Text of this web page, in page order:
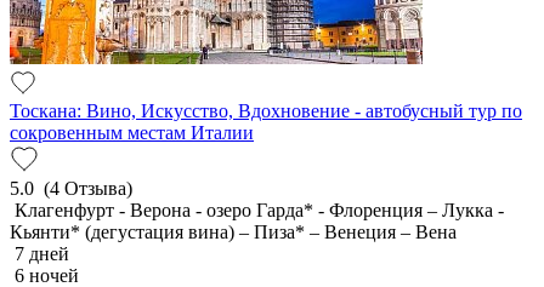
Тоскана: Вино, Искусство, Вдохновение - автобусный тур по
сокровенным местам Италии
5.0 (4 Отзыва)
Клагенфурт - Верона - озеро Гарда* - Флоренция – Лукка -
Кьянти* (дегустация вина) – Пиза* – Венеция – Вена
7 дней
6 ночей